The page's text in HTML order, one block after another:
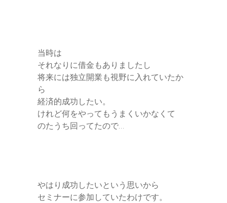
当時は
それなりに借金もありましたし
将来には独立開業も視野に入れていたか
ら
経済的成功したい。
けれど何をやってもうまくいかなくて
のたうち回ってたので…
やはり成功したいという思いから
セミナーに参加していたわけです。